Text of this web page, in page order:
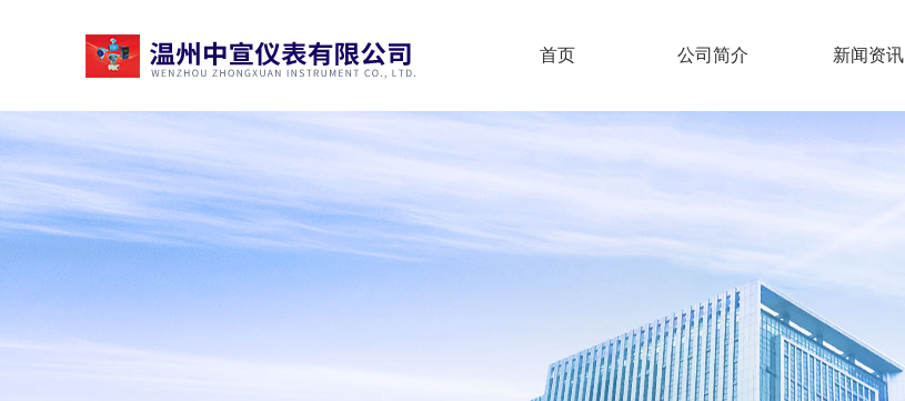
首页 公司简介 新闻资讯